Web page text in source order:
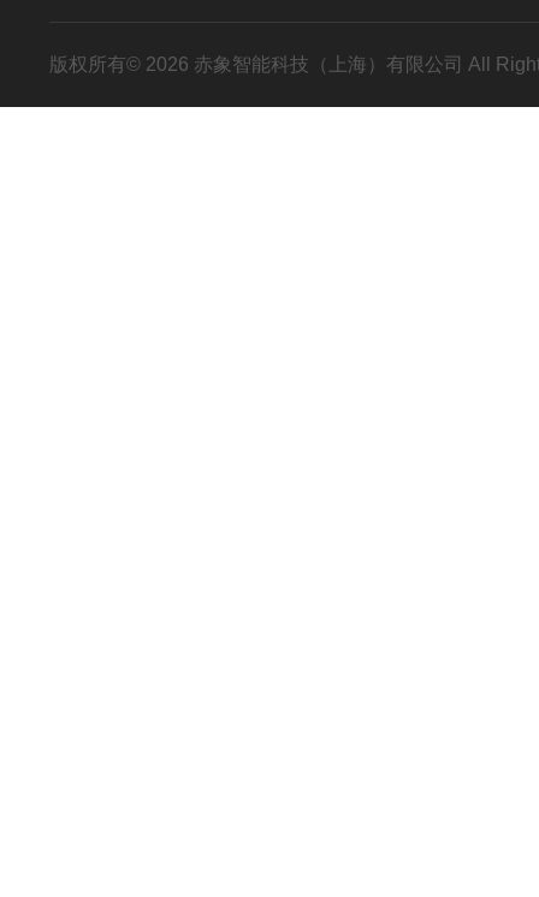
版权所有© 2026 赤象智能科技（上海）有限公司 All